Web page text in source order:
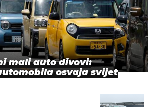
mali auto divovi:
osvaja svijet